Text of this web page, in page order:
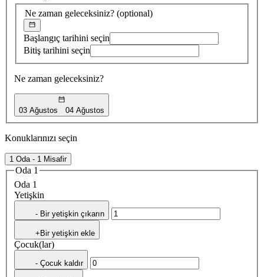
Ne zaman geleceksiniz? (optional)
Başlangıç tarihini seçin
Bitiş tarihini seçin
Ne zaman geleceksiniz?
03 Ağustos 04 Ağustos
Konuklarınızı seçin
1 Oda - 1 Misafir
Oda 1
Oda 1
Yetişkin
- Bir yetişkin çıkarın
+Bir yetişkin ekle
Çocuk(lar)
- Çocuk kaldır